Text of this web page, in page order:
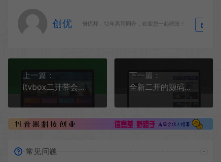
创优 创优邦，12年风雨同舟，欢迎您一起缔造！
上一篇：
itvbox二开带会员如意版影视APP源码+视频搭建教程
下一篇：
全新二开的源码提供了王者荣耀游戏皮肤抽奖系统，前端采用uniapp框架，支持生成H5和APP
常见问题